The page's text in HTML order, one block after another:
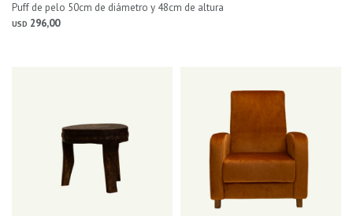
Puff de pelo 50cm de diámetro y 48cm de altura
USD 296,00